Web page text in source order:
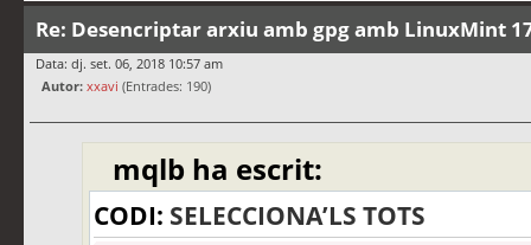
find: «/proc/9888/fd»:
find: «/proc/9888/
find: «/proc/9888/fdinfo»:
find: «/proc/9888/ns»:
find: «/proc/9889/task/
find: «/proc/9889/task/
Re: Desencriptar arxiu amb gpg amb LinuxMint
Data: dj. set. 06, 2018 10:57 am
Autor: xxavi (Entrades: 190)
mqlb ha escrit:
CODI: SELECCIONA’LS TOTS